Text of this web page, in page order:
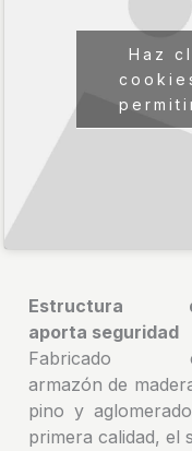
Haz
Estructura
aporta seguridad
Fabricado
armazón de
pino y
primera calidad, el